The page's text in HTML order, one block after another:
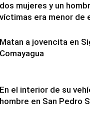
dos mujeres y un
víctimas era menor de
Matan a jovencita en
Comayagua
En el interior de su
hombre en San Pedro